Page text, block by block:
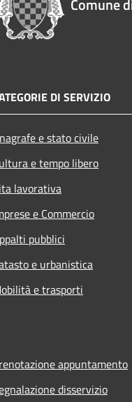
DI SERVIZIO
e stato civile
e tempo libero
lavorativa
e Commercio
pubblici
e urbanistica
e trasporti
appuntamento
disservizio